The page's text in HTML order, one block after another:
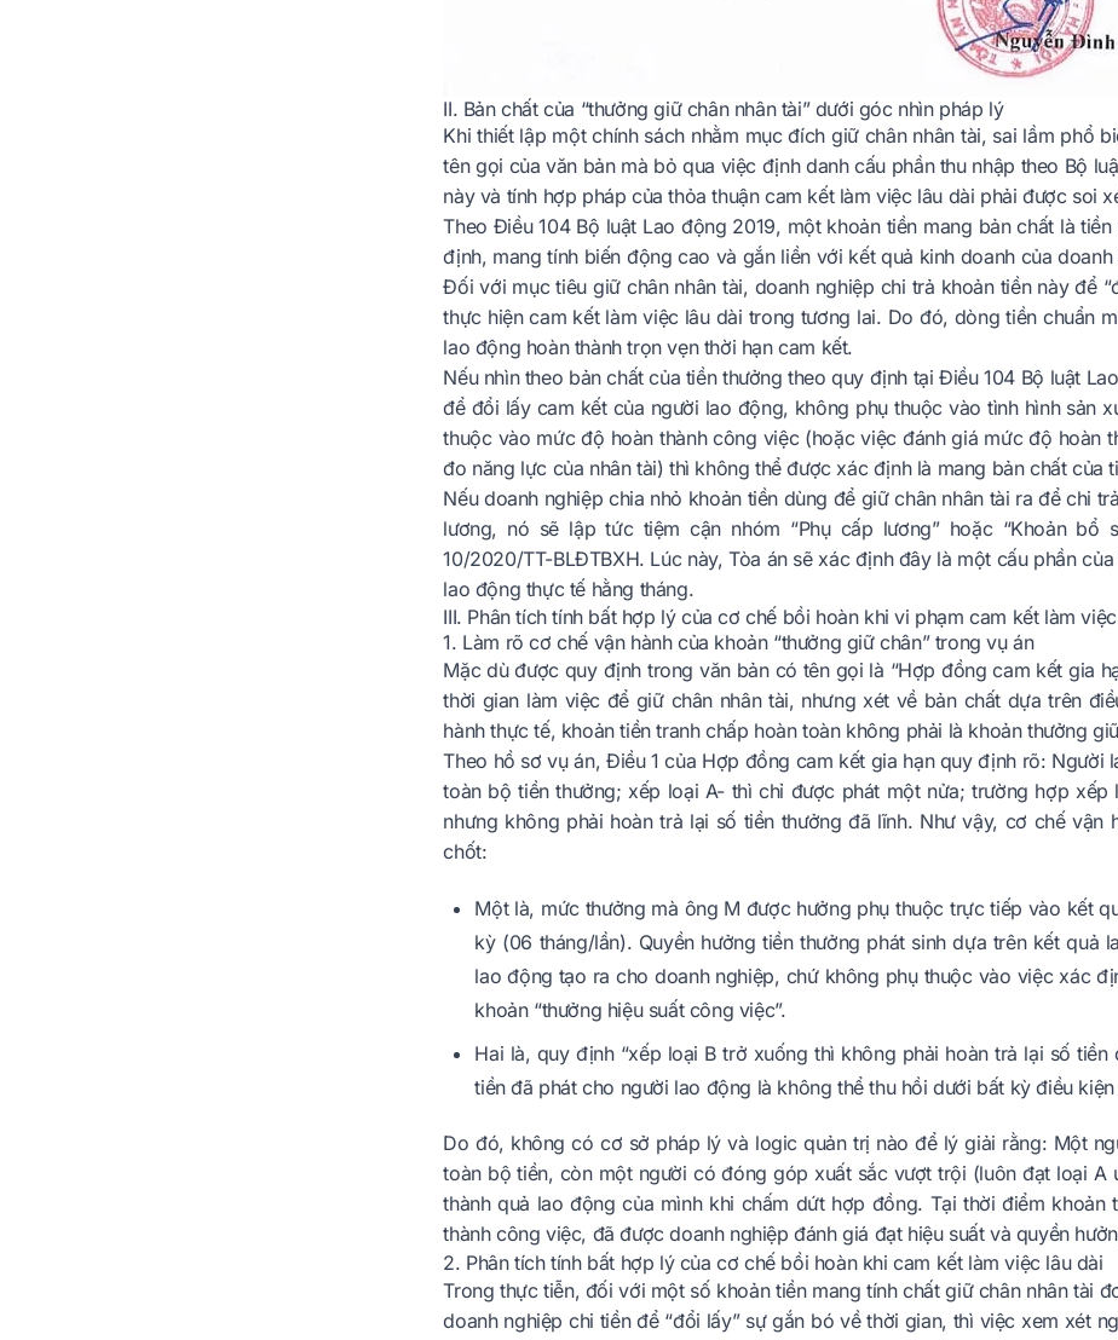
II. Bản chất của “thưởng giữ chân nhân tài” dưới góc nhìn pháp lý
Khi thiết lập một chính sách nhằm mục đích giữ chân nhân tài, sai lầm phổ
tên gọi của văn bản mà bỏ qua việc định danh cấu phần thu nhập theo Bộ
này và tính hợp pháp của thỏa thuận cam kết làm việc lâu dài phải được soi
Theo Điều 104 Bộ luật Lao động 2019, một khoản tiền mang bản chất là
định, mang tính biến động cao và gắn liền với kết quả kinh doanh của
Đối với mục tiêu giữ chân nhân tài, doanh nghiệp chi trả khoản tiền này để
thực hiện cam kết làm việc lâu dài trong tương lai. Do đó, dòng tiền chuẩn
lao động hoàn thành trọn vẹn thời hạn cam kết.
Nếu nhìn theo bản chất của tiền thưởng theo quy định tại Điều 104 Bộ luật
để đổi lấy cam kết của người lao động, không phụ thuộc vào tình hình sản
thuộc vào mức độ hoàn thành công việc (hoặc việc đánh giá mức độ hoàn
đo năng lực của nhân tài) thì không thể được xác định là mang bản chất của
Nếu doanh nghiệp chia nhỏ khoản tiền dùng để giữ chân nhân tài ra để chi
lương, nó sẽ lập tức tiệm cận nhóm “Phụ cấp lương” hoặc “Khoản
10/2020/TT-BLĐTBXH. Lúc này, Tòa án sẽ xác định đây là một cấu phần
lao động thực tế hằng tháng.
III. Phân tích tính bất hợp lý của cơ chế bồi hoàn khi vi phạm cam kết làm
1. Làm rõ cơ chế vận hành của khoản “thưởng giữ chân” trong vụ án
Mặc dù được quy định trong văn bản có tên gọi là “Hợp đồng cam kết gia
thời gian làm việc để giữ chân nhân tài, nhưng xét về bản chất dựa trên
hành thực tế, khoản tiền tranh chấp hoàn toàn không phải là khoản thưởng
Theo hồ sơ vụ án, Điều 1 của Hợp đồng cam kết gia hạn quy định rõ:
toàn bộ tiền thưởng; xếp loại A- thì chỉ được phát một nửa; trường hợp
nhưng không phải hoàn trả lại số tiền thưởng đã lĩnh. Như vậy, cơ chế vận
chốt:
Một là, mức thưởng mà ông M được hưởng phụ thuộc trực tiếp vào kết
kỳ (06 tháng/lần). Quyền hưởng tiền thưởng phát sinh dựa trên kết quả
lao động tạo ra cho doanh nghiệp, chứ không phụ thuộc vào việc xác
khoản “thưởng hiệu suất công việc”.
Hai là, quy định “xếp loại B trở xuống thì không phải hoàn trả lại số
tiền đã phát cho người lao động là không thể thu hồi dưới bất kỳ điều kiện
Do đó, không có cơ sở pháp lý và logic quản trị nào để lý giải rằng: Một
toàn bộ tiền, còn một người có đóng góp xuất sắc vượt trội (luôn đạt loại A
thành quả lao động của mình khi chấm dứt hợp đồng. Tại thời điểm
thành công việc, đã được doanh nghiệp đánh giá đạt hiệu suất và quyền
2. Phân tích tính bất hợp lý của cơ chế bồi hoàn khi cam kết làm việc lâu dài
Trong thực tiễn, đối với một số khoản tiền mang tính chất giữ chân nhân tài
doanh nghiệp chi tiền để “đổi lấy” sự gắn bó về thời gian, thì việc xem xét